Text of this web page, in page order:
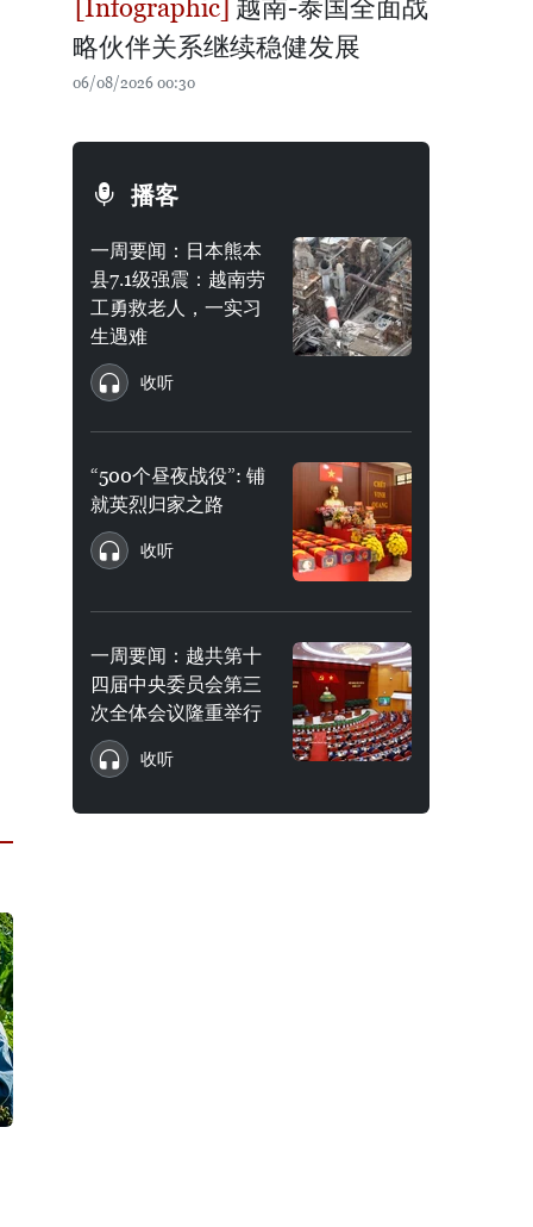
越南-泰国全面战
略伙伴关系继续稳健发展
06/08/2026 00:30
播客
一周要闻：日本熊本
县7.1级强震：越南劳
工勇救老人，一实习
生遇难
收听
“500个昼夜战役”: 铺
就英烈归家之路
收听
一周要闻：越共第十
四届中央委员会第三
次全体会议隆重举行
收听